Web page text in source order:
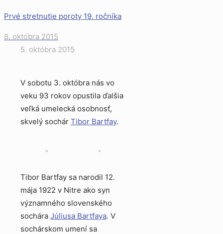
Prvé stretnutie poroty 19. ročníka
8. októbra 2015
5. októbra 2015
V sobotu 3. októbra nás vo
veku 93 rokov opustila ďalšia
veľká umelecká osobnosť,
skvelý sochár Tibor Bartfay.
Tibor Bartfay sa narodil 12.
mája 1922 v Nitre ako syn
významného slovenského
sochára Júliusa Bartfaya. V
sochárskom umení sa